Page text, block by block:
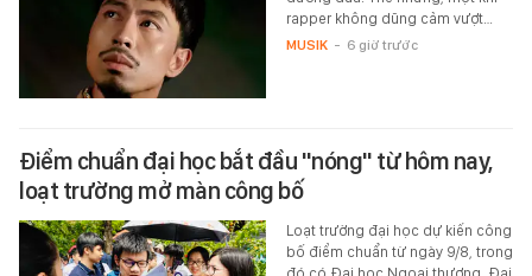
rapper không dũng cảm vượt…
MUSIK - 6 giờ trước
Điểm chuẩn đại học bắt đầu "nóng" từ hôm nay,
loạt trường mở màn công bố
Loạt trường đại học dự kiến công
bố điểm chuẩn từ ngày 9/8, trong